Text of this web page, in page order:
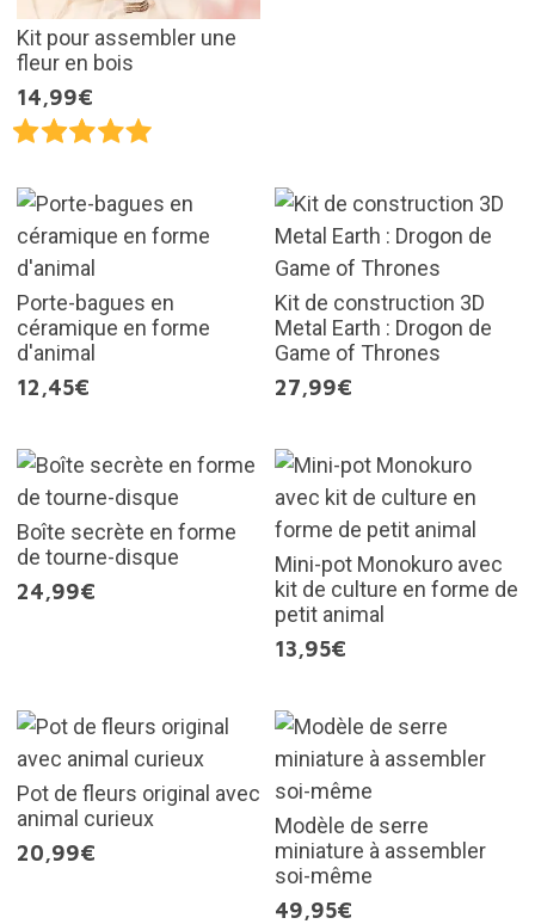
Kit pour assembler une
fleur en bois
14,99€
Porte-bagues en
céramique en forme
d'animal
12,45€
Kit de construction 3D
Metal Earth : Drogon de
Game of Thrones
27,99€
Boîte secrète en forme
de tourne-disque
24,99€
Mini-pot Monokuro avec
kit de culture en forme de
petit animal
13,95€
Pot de fleurs original avec
animal curieux
20,99€
Modèle de serre
miniature à assembler
soi-même
49,95€